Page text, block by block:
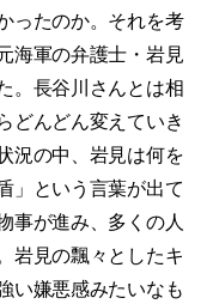
ったのか。それを考
海軍の弁護士・岩見
。長谷川さんとは相
どんどん変えていき
況の中、岩見は何を
」という言葉が出て
事が進み、多くの人
岩見の飄々としたキ
い嫌悪感みたいなも